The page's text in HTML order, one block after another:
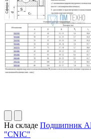
На складе Подшипник
"CNIC"